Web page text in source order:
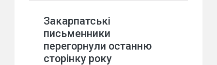
Закарпатські
письменники
перегорнули останню
сторінку року